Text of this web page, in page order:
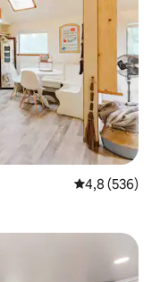
Évaluation
4,8 (536)